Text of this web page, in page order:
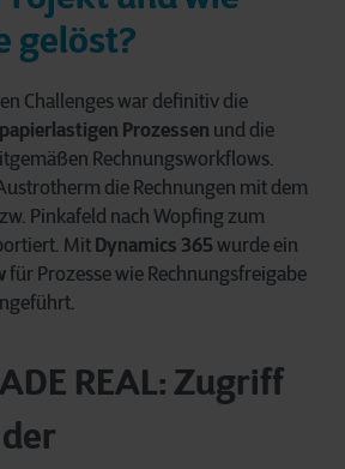
gelöst?
Challenges war definitiv die
Prozessenund die
Rechnungsworkflows.
die Rechnungen mit dem
Pinkafeld nach Wopfing zum
MitDynamics 365 wurde ein
für Prozesse wie Rechnungsfreigabe
REAL: Zugriff